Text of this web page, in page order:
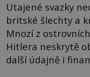
Utajené svazky
britské šlechty a
Mnozí z
Hitlera neskrytě
další údajně i